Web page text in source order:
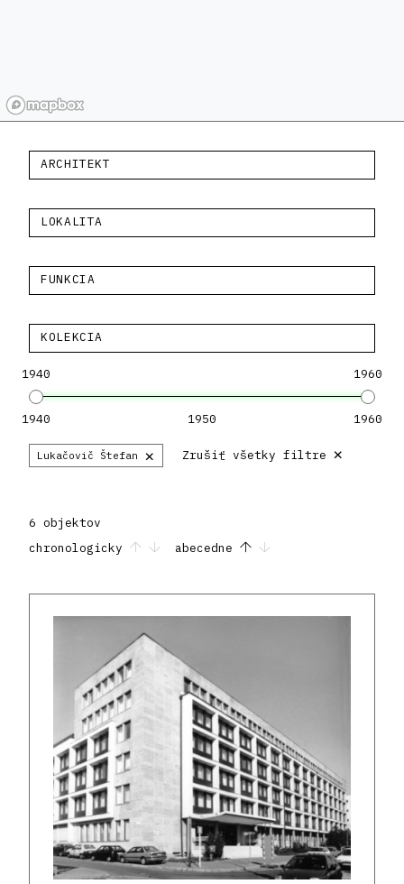
ARCHITEKT
LOKALITA
FUNKCIA
KOLEKCIA
1940 1960
1940 1950 1960
Lukačovič Štefan × Zrušiť všetky filtre ×
6 objektov
chronologicky
abecedne